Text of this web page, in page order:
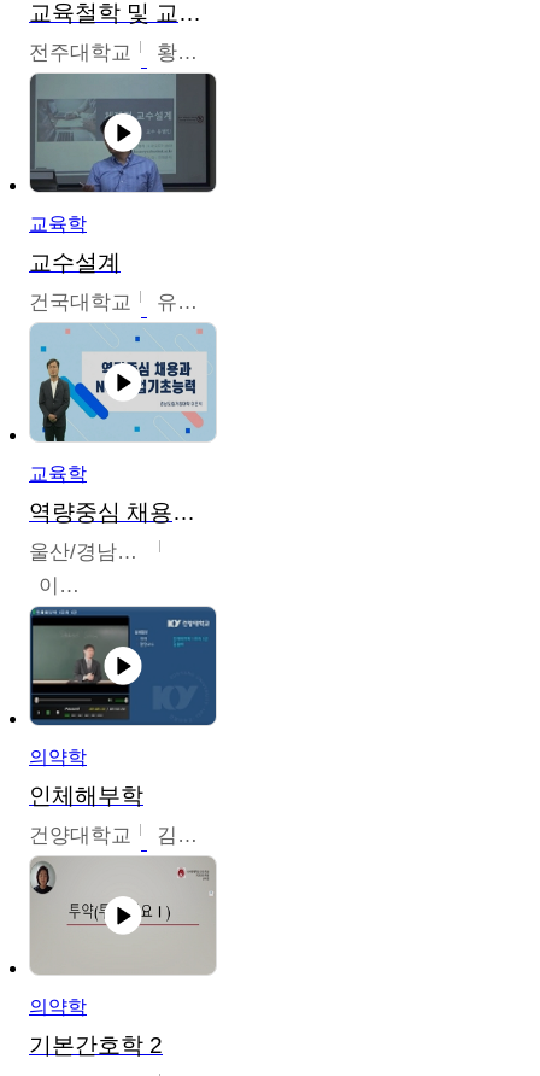
교육철학 및 교육사
전주대학교 황혜연
교육학
교수설계
건국대학교 유병민
교육학
역량중심 채용과 NCS직업기초능력
울산/경남권역센터
이은석
의약학
인체해부학
건양대학교 김철태
의약학
기본간호학 2